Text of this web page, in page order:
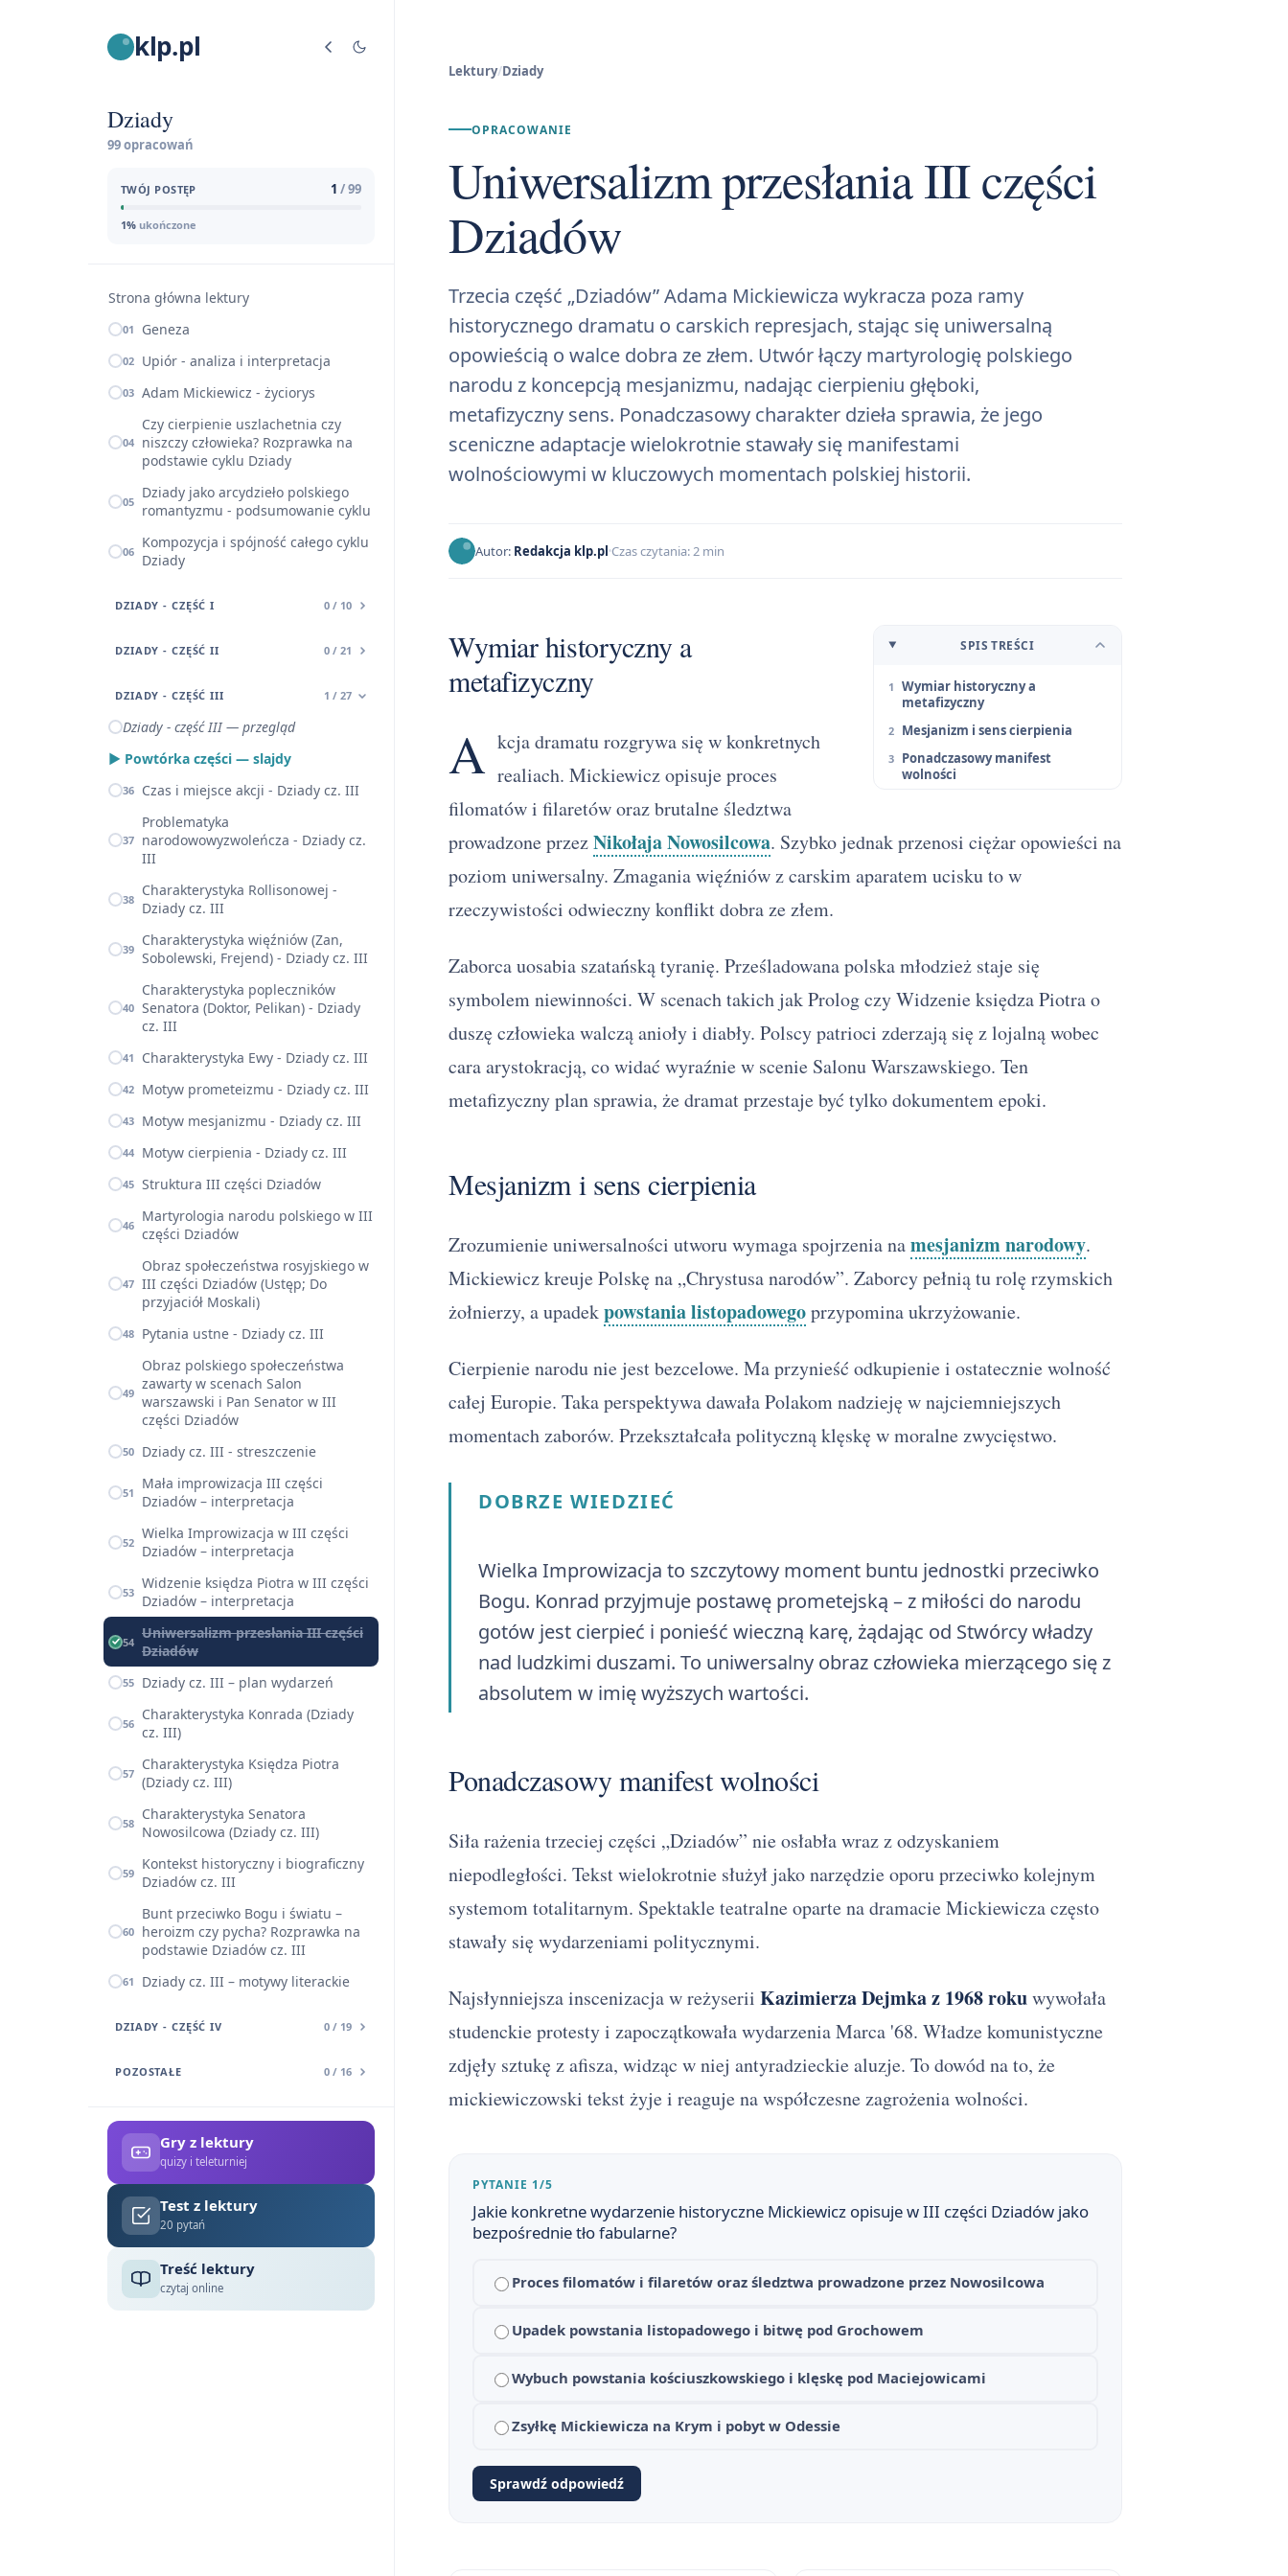
klp.pl
Dziady
99 opracowań
TWÓJ POSTĘP 1 / 99
1% ukończone
Strona główna lektury
01 Geneza
02 Upiór - analiza i interpretacja
03 Adam Mickiewicz - życiorys
04
Czy cierpienie uszlachetnia czy
niszczy człowieka? Rozprawka na
podstawie cyklu Dziady
05 Dziady jako arcydzieło polskiego
romantyzmu - podsumowanie cyklu
06 Kompozycja i spójność całego cyklu
Dziady
DZIADY - CZĘŚĆ I 0 / 10
DZIADY - CZĘŚĆ II 0 / 21
DZIADY - CZĘŚĆ III 1 / 27
Dziady - część III — przegląd
▶ Powtórka części — slajdy
36 Czas i miejsce akcji - Dziady cz. III
37
Problematyka
narodowowyzwoleńcza - Dziady cz.
III
38 Charakterystyka Rollisonowej -
Dziady cz. III
39 Charakterystyka więźniów (Zan,
Sobolewski, Frejend) - Dziady cz. III
40
Charakterystyka popleczników
Senatora (Doktor, Pelikan) - Dziady
cz. III
41 Charakterystyka Ewy - Dziady cz. III
42 Motyw prometeizmu - Dziady cz. III
43 Motyw mesjanizmu - Dziady cz. III
44 Motyw cierpienia - Dziady cz. III
45 Struktura III części Dziadów
46 Martyrologia narodu polskiego w III
części Dziadów
47
Obraz społeczeństwa rosyjskiego w
III części Dziadów (Ustęp; Do
przyjaciół Moskali)
48 Pytania ustne - Dziady cz. III
49
Obraz polskiego społeczeństwa
zawarty w scenach Salon
warszawski i Pan Senator w III
części Dziadów
50 Dziady cz. III - streszczenie
51
Mała improwizacja III części
Dziadów – interpretacja
52 Wielka Improwizacja w III części
Dziadów – interpretacja
53 Widzenie księdza Piotra w III części
Dziadów – interpretacja
54 Uniwersalizm przesłania III części
Dziadów
55 Dziady cz. III – plan wydarzeń
56 Charakterystyka Konrada (Dziady
cz. III)
57 Charakterystyka Księdza Piotra
(Dziady cz. III)
58 Charakterystyka Senatora
Nowosilcowa (Dziady cz. III)
59 Kontekst historyczny i biograficzny
Dziadów cz. III
60
Bunt przeciwko Bogu i światu –
heroizm czy pycha? Rozprawka na
podstawie Dziadów cz. III
61 Dziady cz. III – motywy literackie
DZIADY - CZĘŚĆ IV 0 / 19
POZOSTAŁE 0 / 16
Gry z lektury
quizy i teleturniej
Test z lektury
20 pytań
Treść lektury
czytaj online
Lektury/Dziady
OPRACOWANIE
Uniwersalizm przesłania III części
Dziadów
Trzecia część „Dziadów” Adama Mickiewicza wykracza poza ramy
historycznego dramatu o carskich represjach, stając się uniwersalną
opowieścią o walce dobra ze złem. Utwór łączy martyrologię polskiego
narodu z koncepcją mesjanizmu, nadając cierpieniu głęboki,
metafizyczny sens. Ponadczasowy charakter dzieła sprawia, że jego
sceniczne adaptacje wielokrotnie stawały się manifestami
wolnościowymi w kluczowych momentach polskiej historii.
Autor: Redakcja klp.pl Czas czytania: 2 min
SPIS TREŚCI
Wymiar historyczny a
metafizyczny
Mesjanizm i sens cierpienia
Ponadczasowy manifest
wolności
Wymiar historyczny a
metafizyczny
A kcja dramatu rozgrywa się w konkretnych
realiach. Mickiewicz opisuje proces
filomatów i filaretów oraz brutalne śledztwa
prowadzone przezNikołaja Nowosilcowa. Szybko jednak przenosi ciężar opowieści na
poziom uniwersalny. Zmagania więźniów z carskim aparatem ucisku to w
rzeczywistości odwieczny konflikt dobra ze złem.
Zaborca uosabia szatańską tyranię. Prześladowana polska młodzież staje się
symbolem niewinności. W scenach takich jak Prolog czy Widzenie księdza Piotra o
duszę człowieka walczą anioły i diabły. Polscy patrioci zderzają się z lojalną wobec
cara arystokracją, co widać wyraźnie w scenie Salonu Warszawskiego. Ten
metafizyczny plan sprawia, że dramat przestaje być tylko dokumentem epoki.
Mesjanizm i sens cierpienia
Zrozumienie uniwersalności utworu wymaga spojrzenia namesjanizm narodowy.
Mickiewicz kreuje Polskę na „Chrystusa narodów”. Zaborcy pełnią tu rolę rzymskich
żołnierzy, a upadekpowstania listopadowegoprzypomina ukrzyżowanie.
Cierpienie narodu nie jest bezcelowe. Ma przynieść odkupienie i ostatecznie wolność
całej Europie. Taka perspektywa dawała Polakom nadzieję w najciemniejszych
momentach zaborów. Przekształcała polityczną klęskę w moralne zwycięstwo.
DOBRZE WIEDZIEĆ
Wielka Improwizacja to szczytowy moment buntu jednostki przeciwko
Bogu. Konrad przyjmuje postawę prometejską – z miłości do narodu
gotów jest cierpieć i ponieść wieczną karę, żądając od Stwórcy władzy
nad ludzkimi duszami. To uniwersalny obraz człowieka mierzącego się z
absolutem w imię wyższych wartości.
Ponadczasowy manifest wolności
Siła rażenia trzeciej części „Dziadów” nie osłabła wraz z odzyskaniem
niepodległości. Tekst wielokrotnie służył jako narzędzie oporu przeciwko kolejnym
systemom totalitarnym. Spektakle teatralne oparte na dramacie Mickiewicza często
stawały się wydarzeniami politycznymi.
Najsłynniejsza inscenizacja w reżyserii Kazimierza Dejmka z 1968 rokuwywołała
studenckie protesty i zapoczątkowała wydarzenia Marca '68. Władze komunistyczne
zdjęły sztukę z afisza, widząc w niej antyradzieckie aluzje. To dowód na to, że
mickiewiczowski tekst żyje i reaguje na współczesne zagrożenia wolności.
PYTANIE 1/5
Jakie konkretne wydarzenie historyczne Mickiewicz opisuje w III części Dziadów jako
bezpośrednie tło fabularne?
Proces filomatów i filaretów oraz śledztwa prowadzone przez Nowosilcowa
Upadek powstania listopadowego i bitwę pod Grochowem
Wybuch powstania kościuszkowskiego i klęskę pod Maciejowicami
Zsyłkę Mickiewicza na Krym i pobyt w Odessie
Sprawdź odpowiedź